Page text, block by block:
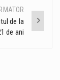
de la
de ani